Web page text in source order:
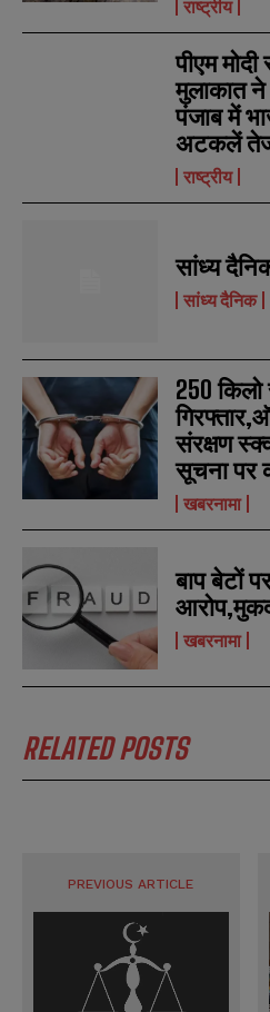
E
m
i
l
*
N
u
m
e
E
m
i
l
*
N
u
m
e
राष्ट्रीय
पीएम
मुलाकात
पंजाब में
अटकलें
राष्ट्रीय
सांध्य
सांध्य दैनिक
250 किलो
संरक्षण
सूचना पर
खबरनामा
बाप बेटों
खबरनामा
RELATED POSTS
PREVIOUS ARTICLE